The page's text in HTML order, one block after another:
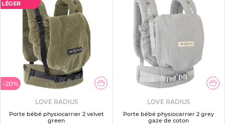
-20%
LOVE RADIUS
Porte bébé physiocarrier 2 velvet
green
LOVE RADIUS
Porte bébé physiocarrier 2 grey
gaze de coton